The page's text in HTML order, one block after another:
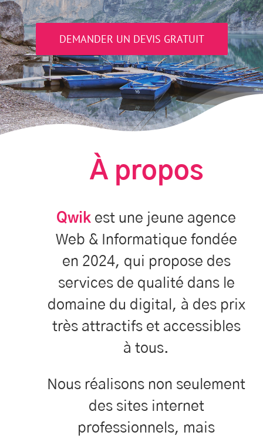
DEMANDER UN DEVIS GRATUIT
À propos
Qwik est une jeune agence
Web & Informatique fondée
en 2024, qui propose des
services de qualité dans le
domaine du digital, à des prix
très attractifs et accessibles
à tous.
Nous réalisons non seulement
des sites internet
professionnels, mais